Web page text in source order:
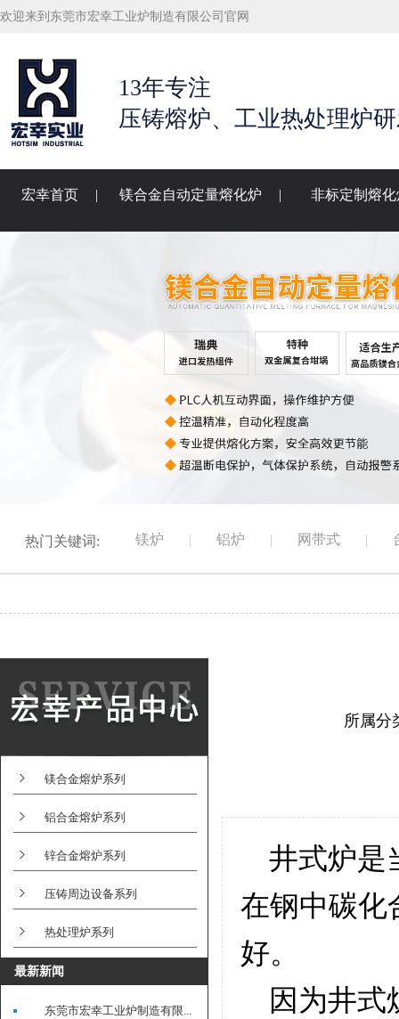
欢迎来到东莞市宏幸工业炉制造有限公司官网
13年专注
压铸熔炉、工业热处理炉
宏幸首页 | 镁合金自动定量熔化炉 | 非标定制熔化
热门关键词: 镁炉 | 铝炉 | 网带式 |
镁合金熔炉系列
铝合金熔炉系列
锌合金熔炉系列
压铸周边设备系列
热处理炉系列
最新新闻
东莞市宏幸工业炉制造有限...
所属分
井式炉是
在钢中碳化
好。
因为井式